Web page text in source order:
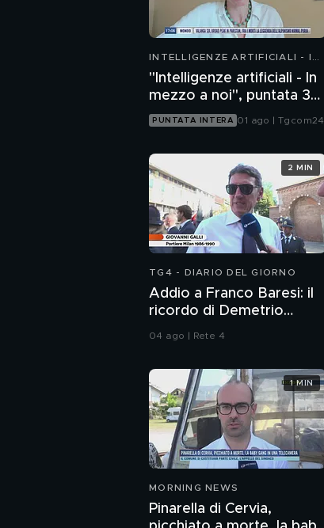
INTELLIGENZE ARTIFICIALI - IN
"Intelligenze artificiali - In
mezzo a noi", puntata 36:
chatbot emotivi e minori
PUNTATA INTERA 01 ago | Tgcom24
TG4 - DIARIO DEL GIORNO
Addio a Franco Baresi: il
ricordo di Demetrio
Albertini, Clarence
04 ago | Rete 4
2 MIN
MORNING NEWS
Pinarella di Cervia,
1 MIN